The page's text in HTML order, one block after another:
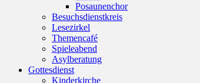
Posaunenchor
Besuchsdienstkreis
Lesezirkel
Themencafé
Spieleabend
Asylberatung
Gottesdienst
Kinderkirche